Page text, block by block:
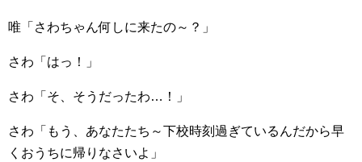
唯「さわちゃん何しに来たの～？」
さわ「はっ！」
さわ「そ、そうだったわ…！」
さわ「もう、あなたたち～下校時刻過ぎているんだから早
くおうちに帰りなさいよ」